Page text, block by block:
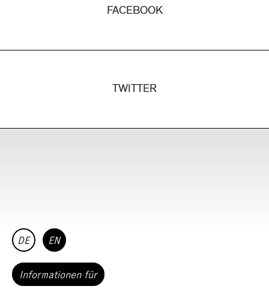
FACEBOOK
TWITTER
Informationen für
DE EN